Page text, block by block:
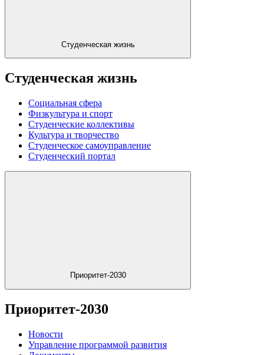
Студенческая жизнь
Студенческая жизнь
Социальная сфера
Физкультура и спорт
Студенческие коллективы
Культура и творчество
Студенческое самоуправление
Студенческий портал
Приоритет-2030
Приоритет-2030
Новости
Управление программой развития